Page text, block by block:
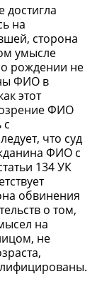
достигла
на
сторона
умысле
рождении не
ФИО в
этот
ФИО
с
что суд
ФИО с
134 УК
обвинения
о том,
на
не